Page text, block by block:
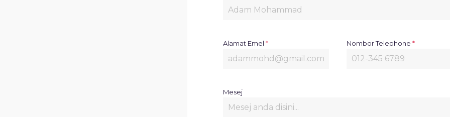
Alamat Emel * Nombor Telephone *
Mesej